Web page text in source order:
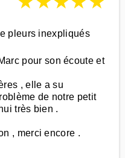
pleurs inexpliqués
pour son écoute et
, elle a su
de notre petit
très bien .
, merci encore .